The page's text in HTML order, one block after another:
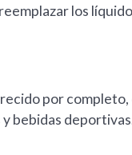
los
por
bebidas